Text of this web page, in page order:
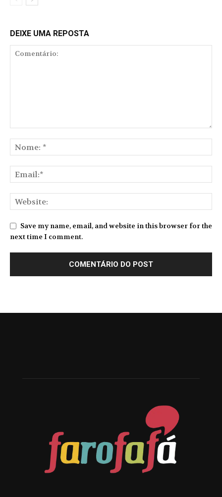
DEIXE UMA REPOSTA
Save my name, email, and website in this browser for the
next time I comment.